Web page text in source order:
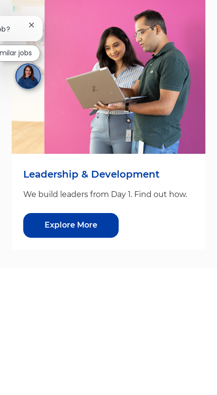
Leadership & Development
We build leaders from Day 1. Find out how.
Explore More
Close chatbot notification
jobs